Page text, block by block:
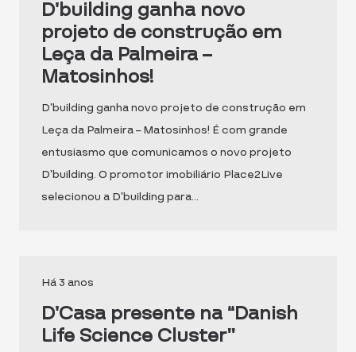
D’building ganha novo
projeto de construção em
Leça da Palmeira –
Matosinhos!
D’building ganha novo projeto de construção em
Leça da Palmeira – Matosinhos! É com grande
entusiasmo que comunicamos o novo projeto
D’building. O promotor imobiliário Place2Live
selecionou a D’building para…
Há 3 anos
D’Casa presente na “Danish
Life Science Cluster”